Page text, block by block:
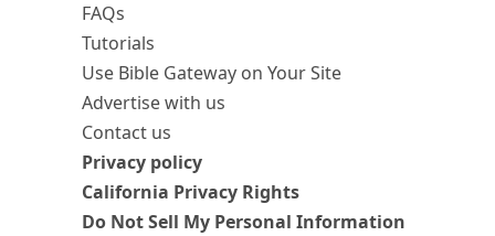
FAQs
Tutorials
Use Bible Gateway on Your Site
Advertise with us
Contact us
Privacy policy
California Privacy Rights
Do Not Sell My Personal Information